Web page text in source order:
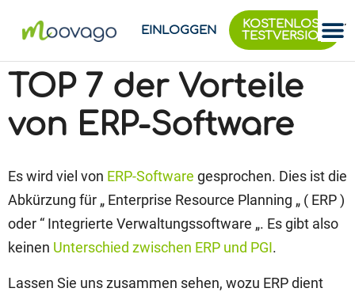
EINLOGGEN
KOSTENLOSE
TESTVERSION
TOP 7 der Vorteile
von ERP-Software
Es wird viel von ERP-Software gesprochen. Dies istdie
Abkürzung für „ Enterprise Resource Planning „ ( ERP)
oder “ Integrierte Verwaltungssoftware „. Es gibt also
keinen Unterschied zwischen ERP und PGI.
Lassen Sie uns zusammen sehen, wozu ERP dient